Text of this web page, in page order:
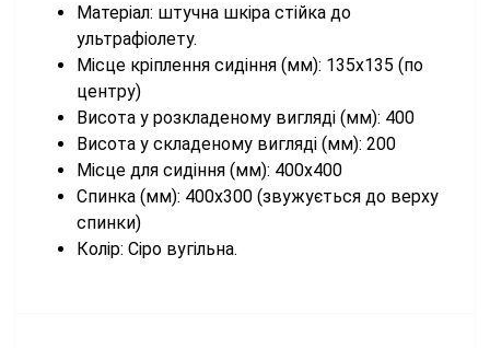
Матеріал: штучна шкіра стійка до
ультрафіолету.
Місце кріплення сидіння (мм): 135х135 (по
центру)
Висота у розкладеному вигляді (мм): 400
Висота у складеному вигляді (мм): 200
Місце для сидіння (мм): 400х400
Спинка (мм): 400х300 (звужується до верху
спинки)
Колір: Сіро вугільна.